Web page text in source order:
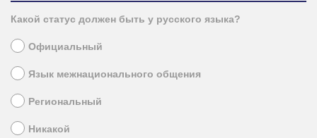
Какой статус должен быть у русского языка?
Официальный
Язык межнационального общения
Региональный
Никакой